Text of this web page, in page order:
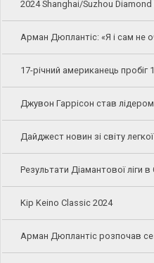
2024 Shanghai/Suzhou
Арман Дюплантіс: «Я і сам не
17-річний американець пробіг
Джувон Гаррісон став лідером
Дайджест новин зі світу
Результати Діамантової ліги в
Kip Keino Classic 2024
Арман Дюплантіс розпочав